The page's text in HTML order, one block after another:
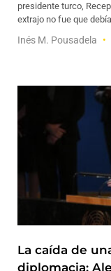
presidente turco,
extrajo no fue que
Inés M. Pousadela
La caída de
diplomacia: